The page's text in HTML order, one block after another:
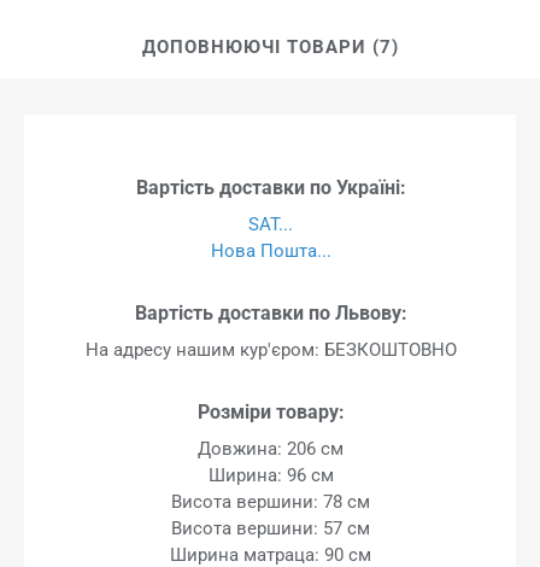
ДОПОВНЮЮЧІ ТОВАРИ (7)
Вартість доставки по Україні:
SAT...
Нова Пошта...
Вартість доставки по Львову:
На адресу нашим кур'єром: БЕЗКОШТОВНО
Розміри товару:
Довжина: 206 см
Ширина: 96 см
Висота вершини: 78 см
Висота вершини: 57 см
Ширина матраца: 90 см